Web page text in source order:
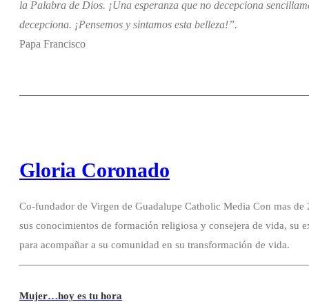
la Palabra de Dios. ¡Una esperanza que no decepciona
decepciona. ¡Pensemos y sintamos esta belleza!”.
Papa Francisco
Gloria Coronado
Co-fundador de Virgen de Guadalupe Catholic Media Con mas
sus conocimientos de formación religiosa y consejera de vida, su
para acompañar a su comunidad en su transformación de vida.
Mujer…hoy es tu hora